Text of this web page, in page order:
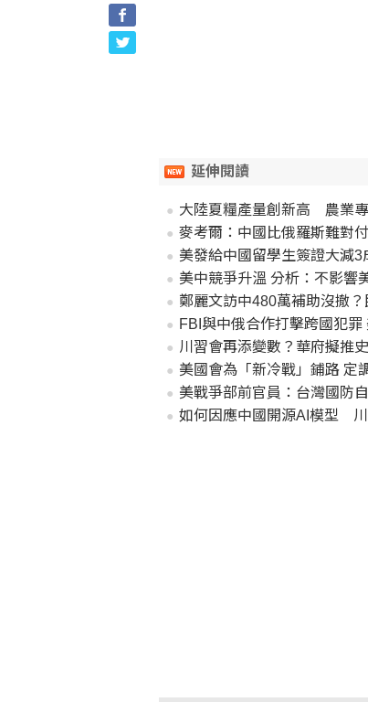
延伸閱讀
大陸夏糧產量創新高 農業
麥考爾：中國比俄羅斯難對
美發給中國留學生簽證大減3
美中競爭升溫 分析：不影響
鄭麗文訪中480萬補助沒撤
FBI與中俄合作打擊跨國犯
川習會再添變數？華府擬推
美國會為「新冷戰」鋪路 定
美戰爭部前官員：台灣國防
如何因應中國開源AI模型